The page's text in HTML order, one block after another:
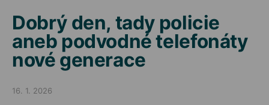
Dobrý den, tady policie
aneb podvodné telefonáty
nové generace
Posted on
16. 1. 2026